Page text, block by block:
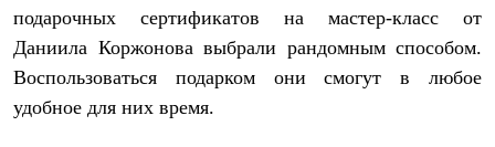
Аксессуары
Головные уборы
Шапки
Кепки и бейсболки
подарочных сертификатов на мастер-класс от
Даниила Коржонова выбрали рандомным способом.
Воспользоваться подарком они смогут в любое
удобное для них время.